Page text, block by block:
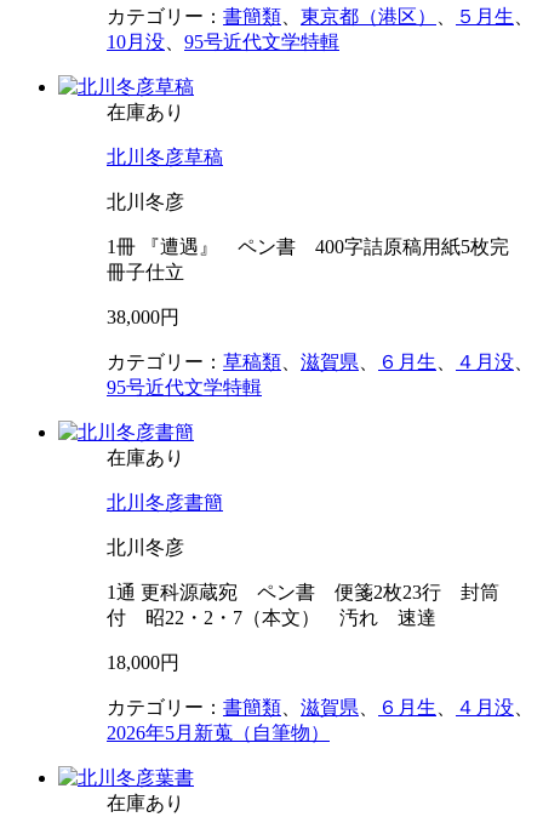
カテゴリー： 書簡類 東京都（港区） ５月生
10月没
95号近代文学特輯
在庫あり
北川冬彦草稿
北川冬彦
1冊 『遭遇』 ペン書 400字詰原稿用紙5枚完
冊子仕立
38,000円
カテゴリー： 草稿類 滋賀県 ６月生 ４月没
95号近代文学特輯
在庫あり
北川冬彦書簡
北川冬彦
1通 更科源蔵宛 ペン書 便箋2枚23行 封筒
付 昭22・2・7（本文） 汚れ 速達
18,000円
カテゴリー： 書簡類 滋賀県 ６月生 ４月没
2026年5月新蒐（自筆物）
在庫あり